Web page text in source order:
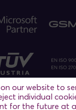
our website to
individual
for the future at